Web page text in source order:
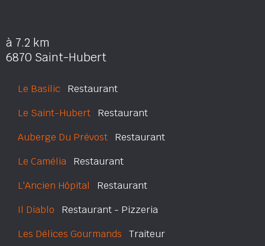
à 7.2 km
6870 Saint-Hubert
Le Basilic Restaurant
Le Saint-Hubert Restaurant
Auberge Du Prévost Restaurant
Le Camélia Restaurant
L'Ancien Hôpital Restaurant
Il Diablo Restaurant - Pizzeria
Les Délices Gourmands Traiteur